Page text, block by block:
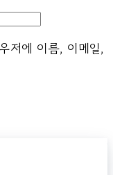
저에 이름, 이메일,